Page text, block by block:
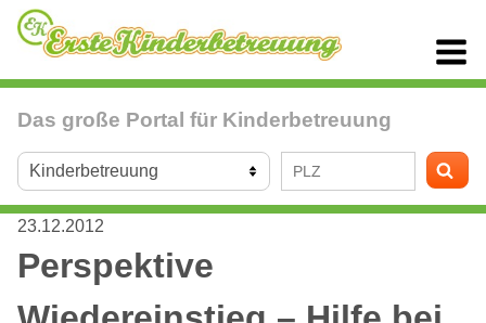
Das große Portal für Kinderbetreuung
23.12.2012
Perspektive